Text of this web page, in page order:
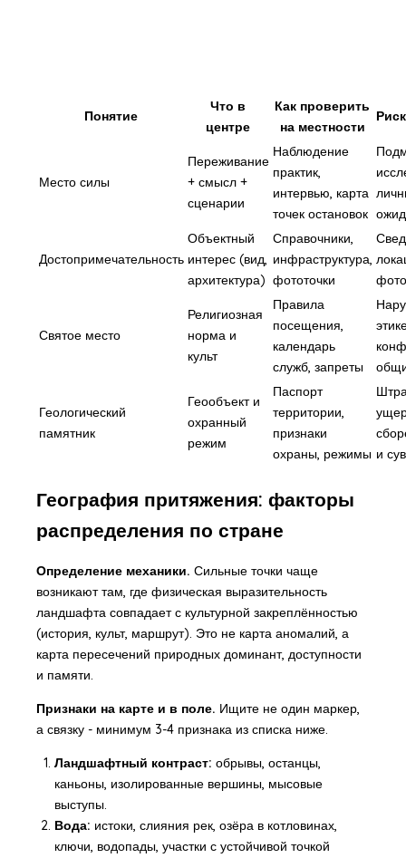
Понятие
Что в
центре
Как проверить
на местности
Место силы
Переживание
+ смысл +
сценарии
Наблюдение
практик,
интервью, карта
точек остановок
Достопримечательность
Объектный
интерес (вид,
архитектура)
Справочники,
инфраструктура,
фототочки
Святое место
Религиозная
норма и
культ
Правила
посещения,
календарь
служб, запреты
Геологический
памятник
Геообъект и
охранный
режим
Паспорт
территории,
признаки
охраны, режимы и
География притяжения: факторы
распределения по стране
Определение механики. Сильные точки чаще
возникают там, где физическая выразительность
ландшафта совпадает с культурной закреплённостью
(история, культ, маршрут). Это не карта аномалий, а
карта пересечений природных доминант, доступности
и памяти.
Признаки на карте и в поле. Ищите не один маркер,
а связку - минимум 3-4 признака из списка ниже.
Ландшафтный контраст: обрывы, останцы,
каньоны, изолированные вершины, мысовые
выступы.
Вода: истоки, слияния рек, озёра в котловинах,
ключи, водопады, участки с устойчивой точкой